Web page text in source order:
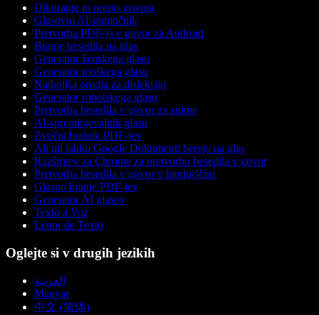
Diktiranje in prepis govora
Glasovni AI-pomočnik
Pretvorba PDF-ja v govor za Android
Branje besedila na glas
Generator ženskega glasu
Generator moškega glasu
Najboljša orodja za disleksijo
Generator robotskega glasu
Pretvorba besedila v govor za anime
AI-spreminjevalnik glasu
Zvočni bralnik PDF-jev
Ali mi lahko Google Dokumenti berejo na glas
Razširitev za Chrome za pretvorbo besedila v govor
Pretvorba besedila v govor v hindujščini
Glasno branje PDF-jev
Generator AI glasov
Texto a Voz
Leitor de Texto
Oglejte si v drugih jezikih
العربية
Magyar
中文 (简体)